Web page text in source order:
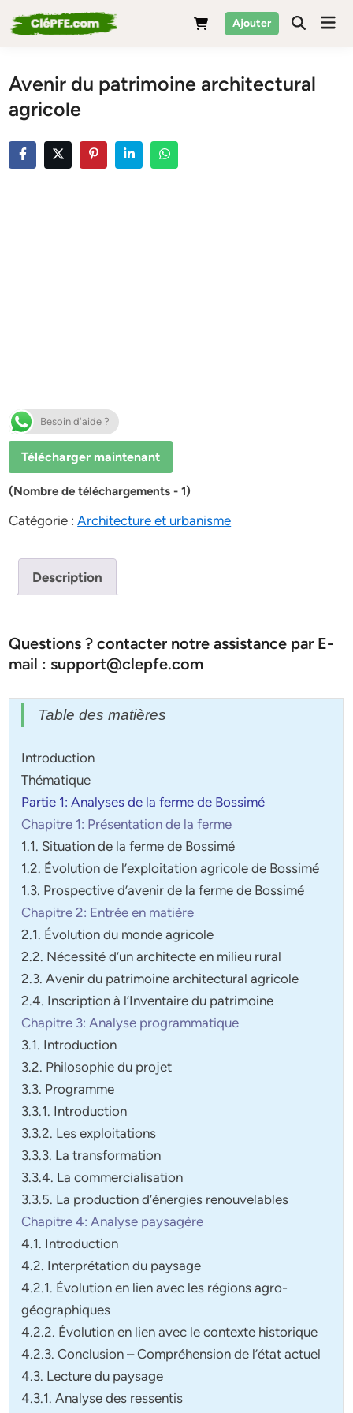
to
Ajouter
Avenir du patrimoine architectural
agricole
Besoin d'aide ?
Télécharger maintenant
(Nombre de téléchargements - 1)
Catégorie :Architecture et urbanisme
Description
Questions ? contacter notre assistance par E-
mail : support@clepfe.com
Table des matières
Introduction
Thématique
Partie 1: Analyses de la ferme de Bossimé
Chapitre 1: Présentation de la ferme
1.1. Situation de la ferme de Bossimé
1.2. Évolution de l’exploitation agricole de Bossimé
1.3. Prospective d’avenir de la ferme de Bossimé
Chapitre 2: Entrée en matière
2.1. Évolution du monde agricole
2.2. Nécessité d’un architecte en milieu rural
2.3. Avenir du patrimoine architectural agricole
2.4. Inscription à l’Inventaire du patrimoine
Chapitre 3: Analyse programmatique
3.1. Introduction
3.2. Philosophie du projet
3.3. Programme
3.3.1. Introduction
3.3.2. Les exploitations
3.3.3. La transformation
3.3.4. La commercialisation
3.3.5. La production d’énergies renouvelables
Chapitre 4: Analyse paysagère
4.1. Introduction
4.2. Interprétation du paysage
4.2.1. Évolution en lien avec les régions agro-
géographiques
4.2.2. Évolution en lien avec le contexte historique
4.2.3. Conclusion – Compréhension de l’état actuel
4.3. Lecture du paysage
4.3.1. Analyse des ressentis